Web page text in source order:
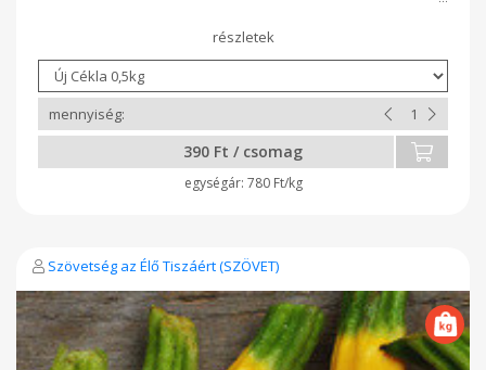
390 Ft / csomag
780 Ft/kg
Szövetség az Élő Tiszáért (SZÖVET)